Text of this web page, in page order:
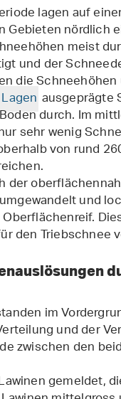
lagen auf
nördlich
meist
und der
die
ausgeprägte
durch. Im
sehr wenig
von rund
und
den Triebschnee
im
und der
zwischen den
gemeldet,